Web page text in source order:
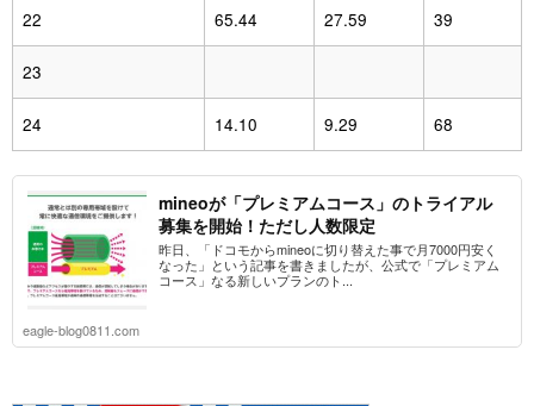
22 65.44 27.59 39
23
24 14.10 9.29 68
mineoが「プレミアムコース」のトライアル
募集を開始！ただし人数限定
昨日、「ドコモからmineoに切り替えた事で月7000円安く
なった」という記事を書きましたが、公式で「プレミアム
コース」なる新しいプランのト...
eagle-blog0811.com